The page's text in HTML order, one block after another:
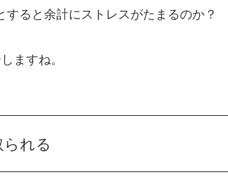
すると余計にストレスがたまるのか？
ますね。
れる